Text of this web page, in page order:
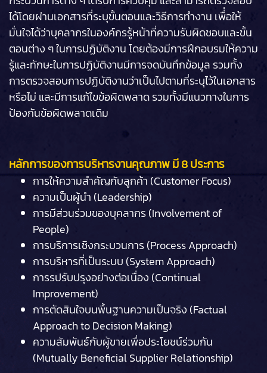
ได้โดยผ่านเอกสารที่ระบุขั้นตอนและวิธีการทำงาน เพื่่อให้
มั่นใจได้ว่าบุคลากรในองค์กรรู้หน้าที่ความรับผิดชอบและขั้น
ตอนต่าง ๆ ในการปฏิบัติงาน โดยต้องมีการฝึกอบรมให้ความ
รู้และทักษะในการปฏิบัติงานมีการจดบันทึกข้อมูล รวมทั้ง
การตรวจสอบการปฏิบัติงานว่าเป็นไปตามที่ระบุไว้ในเอกสาร
หรือไม่ และมีการแก้ไขข้อผิดพลาด รวมทั้งมีแนวทางในการ
ป้องกันข้อผิดพลาดเดิม
หลักการของการบริหารงานคุณภาพ มี 8 ประการ
การให้ความสำคัญกับลูกค้า (Customer Focus)
ความเป็นผู้นำ (Leadership)
การมีส่วนร่วมของบุคลากร (Involvement of
People)
การบริการเชิงกระบวนการ (Process Approach)
การบริหารที่เป็นระบบ (System Approach)
การรปรับปรุงอย่างต่อเนื่อง (Continual
Improvement)
การตัดสินใจบนพื้นฐานความเป็นจริง (Factual
Approach to Decision Making)
ความสัมพันธ์กับผู้ขายเพื่อประโยชน์ร่วมกัน
(Mutually Beneficial Supplier Relationship)